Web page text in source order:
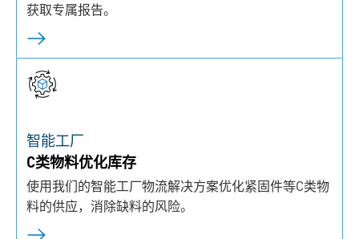
获取专属报告。
智能工厂
C类物料优化库存
使用我们的智能工厂物流解决方案优化紧固件等C类物
料的供应，消除缺料的风险。